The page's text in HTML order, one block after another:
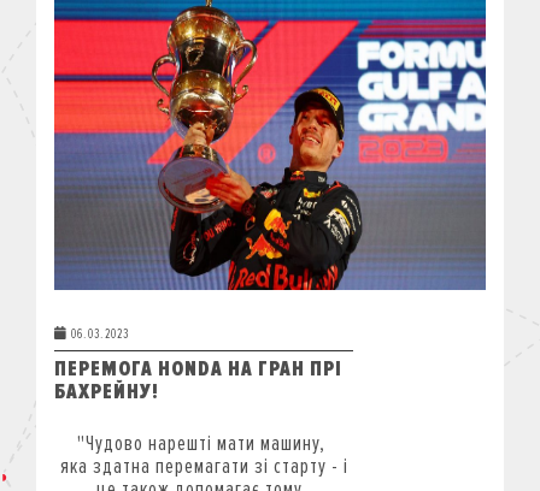
06.03.2023
ПЕРЕМОГА HONDA НА ГРАН ПРІ
БАХРЕЙНУ!
"Чудово нарешті мати машину,
яка здатна перемагати зі старту - і